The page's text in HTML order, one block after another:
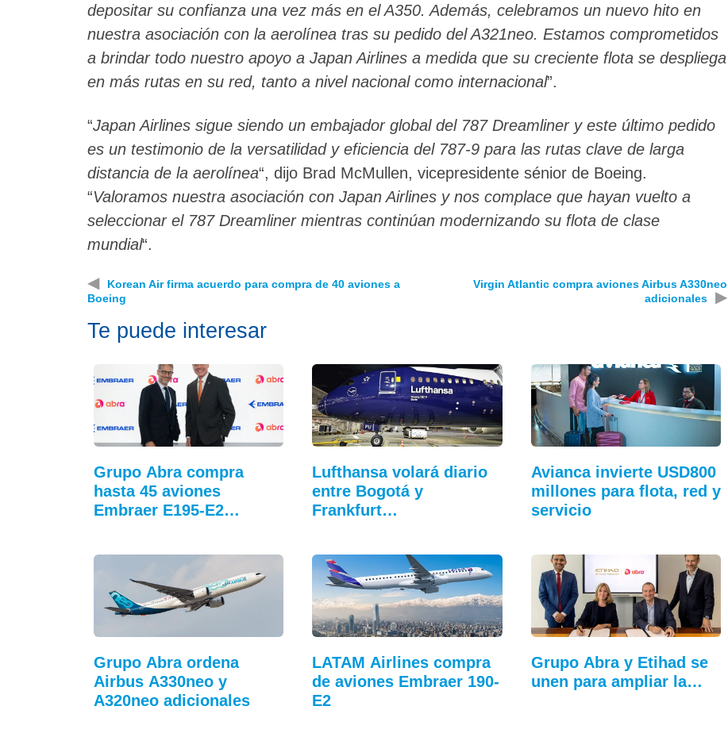
depositar su confianza una vez más en el A350. Además, celebramos un nuevo hito en
nuestra asociación con la aerolínea tras su pedido del A321neo. Estamos comprometidos
a brindar todo nuestro apoyo a Japan Airlines a medida que su creciente flota se despliega
en más rutas en su red, tanto a nivel nacional como internacional”.
“Japan Airlines sigue siendo un embajador global del 787 Dreamliner y este último pedido
es un testimonio de la versatilidad y eficiencia del 787-9 para las rutas clave de larga
distancia de la aerolínea“, dijo Brad McMullen, vicepresidente sénior de Boeing.
“Valoramos nuestra asociación con Japan Airlines y nos complace que hayan vuelto a
seleccionar el 787 Dreamliner mientras continúan modernizando su flota de clase
mundial“.
◀
Korean Air firma acuerdo para compra de 40 aviones a
Boeing
Virgin Atlantic compra aviones Airbus A330neo
adicionales
▶
Te puede interesar
Grupo Abra compra
hasta 45 aviones
Embraer E195-E2…
Lufthansa volará diario
entre Bogotá y
Frankfurt…
Avianca invierte USD800
millones para flota, red y
servicio
Grupo Abra ordena
Airbus A330neo y
A320neo adicionales
LATAM Airlines compra
de aviones Embraer 190-
E2
Grupo Abra y Etihad se
unen para ampliar la…